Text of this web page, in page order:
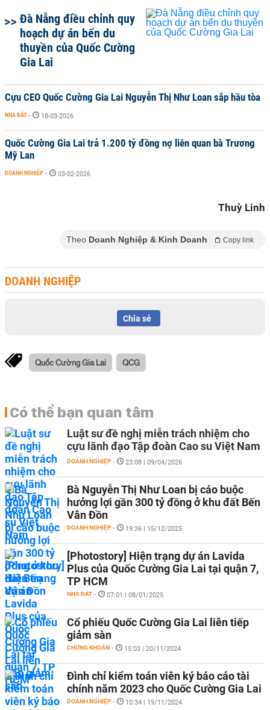
Đà Nẵng điều chỉnh quy
hoạch dự án bến du
thuyền của Quốc Cường
Gia Lai
Cựu CEO Quốc Cường Gia Lai Nguyễn Thị Như Loan sắp hầu tòa
NHÀ ĐẤT - 18-03-2026
Quốc Cường Gia Lai trả 1.200 tỷ đồng nợ liên quan bà Trương
Mỹ Lan
DOANH NGHIỆP - 03-02-2026
Thuỳ Linh
Theo Doanh Nghiệp & Kinh Doanh Copy link
DOANH NGHIỆP
Chia sẻ
Quốc Cường Gia Lai QCG
Có thể bạn quan tâm
Luật sư đề nghị miễn trách nhiệm cho
cựu lãnh đạo Tập đoàn Cao su Việt Nam
DOANH NGHIỆP - 23:08 | 09/04/2026
Bà Nguyễn Thị Như Loan bị cáo buộc
hưởng lợi gần 300 tỷ đồng ở khu đất Bến
Vân Đồn
DOANH NGHIỆP - 19:36 | 15/12/2025
[Photostory] Hiện trạng dự án Lavida
Plus của Quốc Cường Gia Lai tại quận 7,
TP HCM
NHÀ ĐẤT - 07:01 | 08/01/2025
Cổ phiếu Quốc Cường Gia Lai liên tiếp
giảm sàn
CHỨNG KHOÁN - 15:03 | 20/11/2024
Đình chỉ kiểm toán viên ký báo cáo tài
chính năm 2023 cho Quốc Cường Gia Lai
DOANH NGHIỆP - 10:34 | 19/11/2024